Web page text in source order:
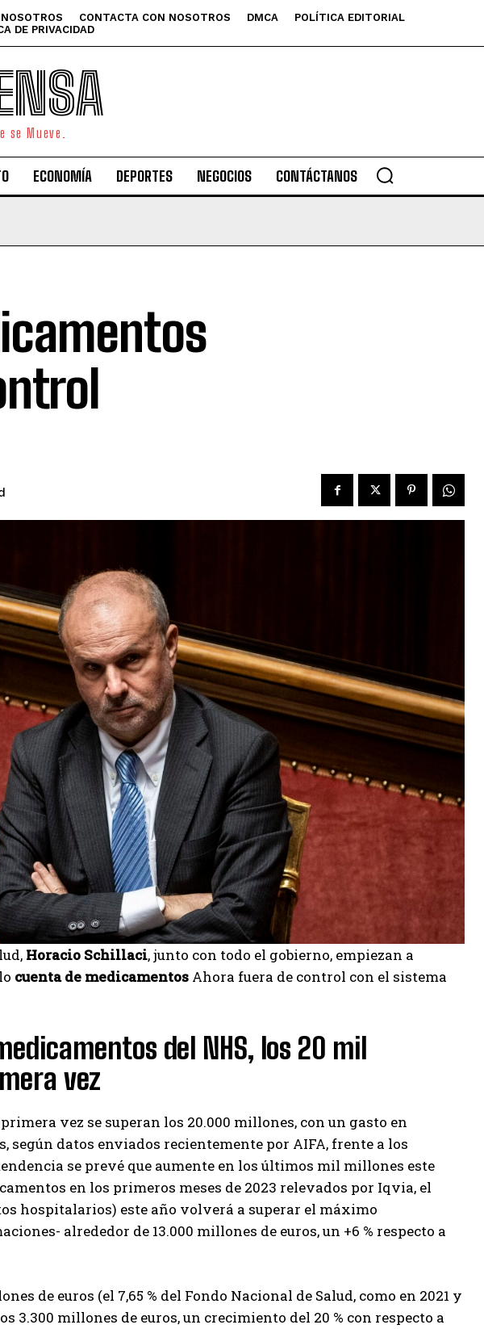
CONTACTA CON NOSOTROS DMCA
POLÍTICA EDITORIAL
DE PRIVACIDAD
Mueve.
ECONOMÍA DEPORTES NEGOCIOS CONTÁCTANOS
Horacio Schillaci, junto con todo el gobierno, empiezan a
cuenta de medicamentos Ahora fuera de control con el sistema
del NHS, los 20 mil
vez
vez se superan los 20.000 millones, con un gasto en
según datos enviados recientemente por AIFA, frente a los
se prevé que aumente en los últimos mil millones este
en los primeros meses de 2023 relevados por Iqvia, el
hospitalarios) este año volverá a superar el máximo
alrededor de 13.000 millones de euros, un +6 % respecto a
de euros (el 7,65 % del Fondo Nacional de Salud, como en 2021 y
3.300 millones de euros, un crecimiento del 20 % con respecto a